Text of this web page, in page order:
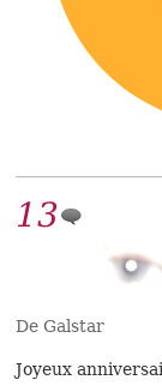
13
De Galstar
Joyeux